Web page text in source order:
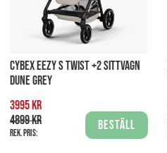
CYBEX EEZY S TWIST +2 SITTVAGN
DUNE GREY
3995 kr
4899 kr
Rek. pris:
Beställ